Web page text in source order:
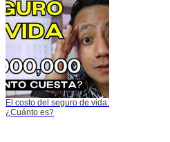
El costo del seguro de vida:
¿Cuánto es?